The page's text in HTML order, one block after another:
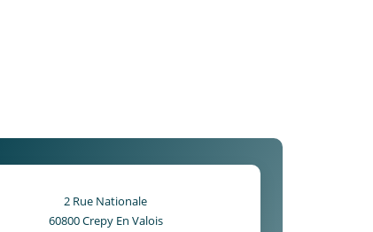
2 Rue Nationale
60800Crepy En Valois